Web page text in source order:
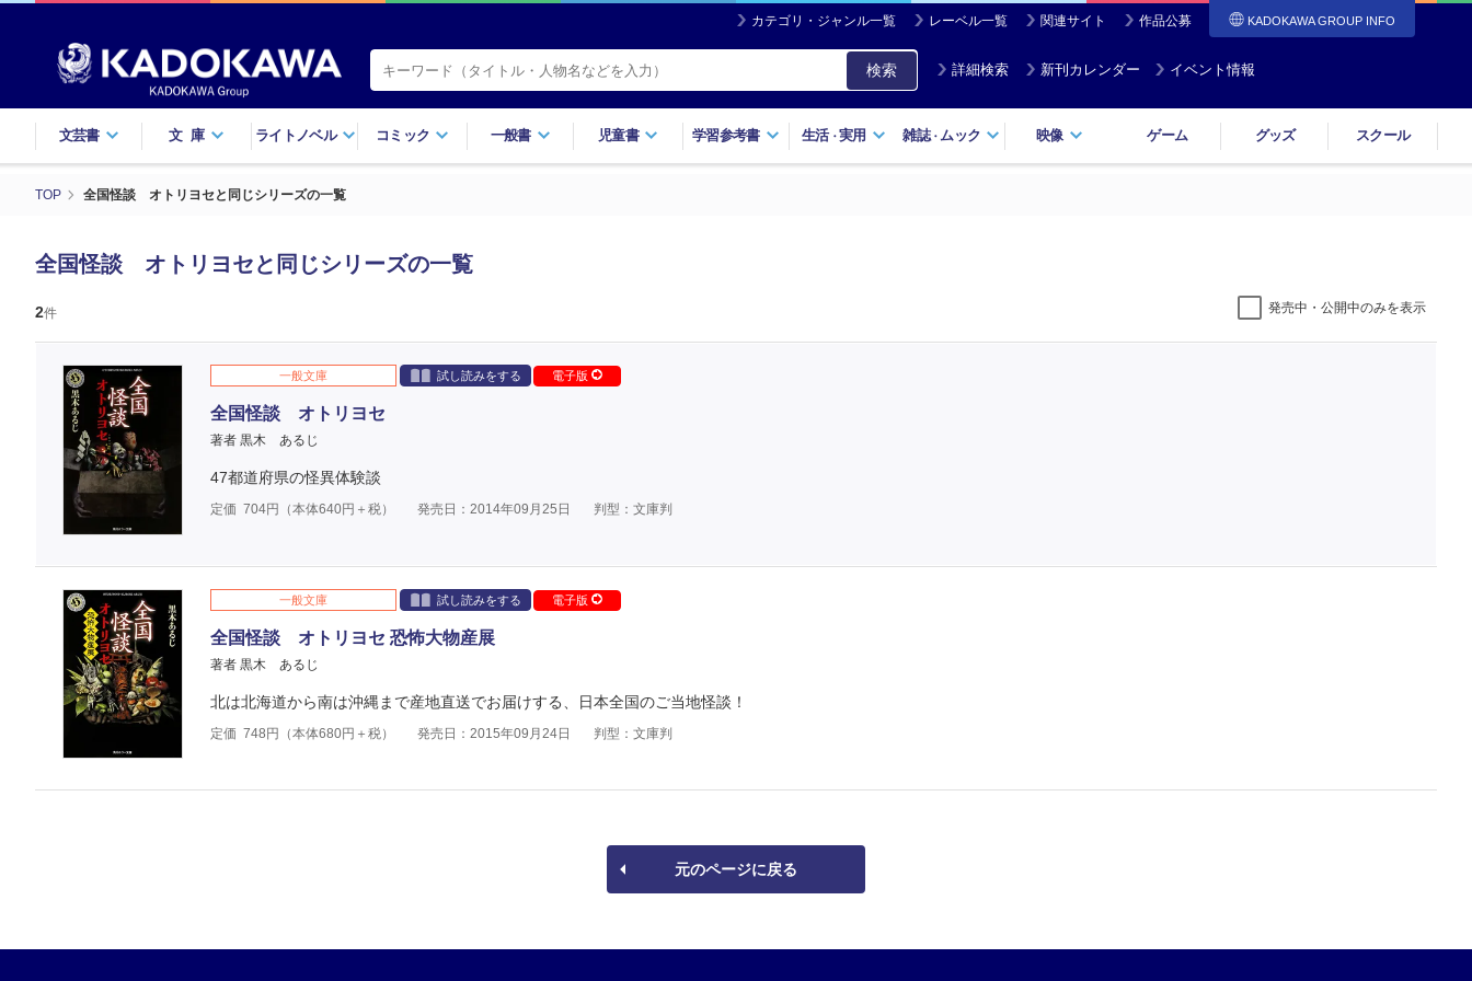
カテゴリ・ジャンル一覧 レーベル一覧 関連サイト 作品公募 KADOKAWA GROUP INFO
検索 詳細検索 新刊カレンダー イベント情報
文芸書 文庫 ライトノベル コミック 一般書 児童書 学習参考書 生活・実用 雑誌・ ムック 映像 ゲーム グッズ スクール
TOP 全国怪談 オトリヨセと同じシリーズの一覧
全国怪談 オトリヨセと同じシリーズの一覧
2件 発売中・公開中のみを表示
一般文庫 試し読みをする 電子版
全国怪談 オトリヨセ
著者 黒木 あるじ
47都道府県の怪異体験談
定価 704円（本体640円＋税） 発売日：2014年09月25日 判型：文庫判
一般文庫 試し読みをする 電子版
全国怪談 オトリヨセ 恐怖大物産展
著者 黒木 あるじ
北は北海道から南は沖縄まで産地直送でお届けする、日本全国のご当地怪談！
定価 748 円（本体680円＋税） 発売日：2015年09月24日 判型：文庫判
元のページに戻る